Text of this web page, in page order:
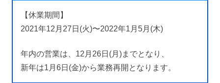
【休業期間】
2021年12月27日(火)〜2022年1月5月(木)
年内の営業は、12月26日(月)までとなり、
新年は1月6日(金)から業務再開となります。